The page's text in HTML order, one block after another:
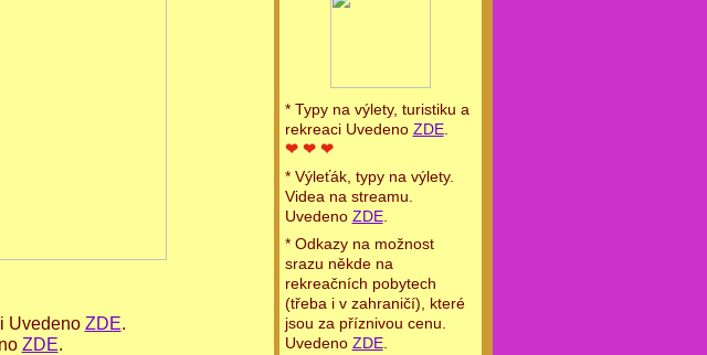
Uvedeno ZDE.
ZDE.
* Typy na výlety, turistiku a
rekreaci Uvedeno ZDE.
❤ ❤ ❤
* Výleťák, typy na výlety.
Videa na streamu.
Uvedeno ZDE.
* Odkazy na možnost
srazu někde na
rekreačních pobytech
(třeba i v zahraničí), které
jsou za příznivou cenu.
Uvedeno ZDE.